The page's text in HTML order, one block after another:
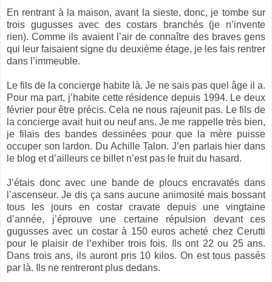
En rentrant à la maison, avant la sieste, donc, je tombe sur
trois gugusses avec des costars branchés (je n’invente
rien). Comme ils avaient l’air de connaître des braves gens
qui leur faisaient signe du deuxième étage, je les fais rentrer
dans l’immeuble.
Le fils de la concierge habite là. Je ne sais pas quel âge il a.
Pour ma part, j’habite cette résidence depuis 1994. Le deux
février pour être précis. Cela ne nous rajeunit pas. Le fils de
la concierge avait huit ou neuf ans. Je me rappelle très bien,
je filais des bandes dessinées pour que la mère puisse
occuper son lardon. Du Achille Talon. J’en parlais hier dans
le blog et d’ailleurs ce billet n’est pas le fruit du hasard.
J’étais donc avec une bande de ploucs encravatés dans
l’ascenseur. Je dis ça sans aucune animosité mais bossant
tous les jours en costar cravate depuis une vingtaine
d’année, j’éprouve une certaine répulsion devant ces
gugusses avec un costar à 150 euros acheté chez Cerutti
pour le plaisir de l’exhiber trois fois. Ils ont 22 ou 25 ans.
Dans trois ans, ils auront pris 10 kilos. On est tous passés
par là. Ils ne rentreront plus dedans.